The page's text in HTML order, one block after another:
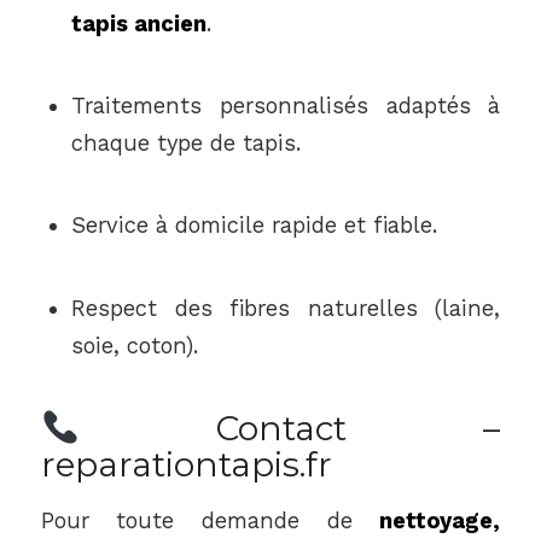
tapis ancien.
Traitements personnalisés adaptés à
chaque type de tapis.
Service à domicile rapide et fiable.
Respect des fibres naturelles (laine,
soie, coton).
Contact –
reparationtapis.fr
Pour toute demande de nettoyage,